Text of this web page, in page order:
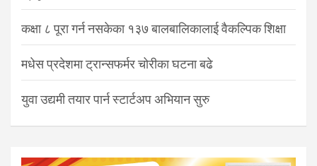
कक्षा ८ पूरा गर्न नसकेका १३७ बालबालिकालाई वैकल्पिक शिक्षा
मधेस प्रदेशमा ट्रान्सफर्मर चोरीका घटना बढे
युवा उद्यमी तयार पार्न स्टार्टअप अभियान सुरु